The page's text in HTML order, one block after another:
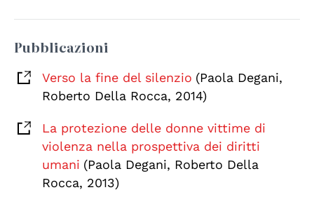
Pubblicazioni
Verso la fine del silenzio (Paola Degani,
Roberto Della Rocca, 2014)
La protezione delle donne vittime di
violenza nella prospettiva dei diritti
umani (Paola Degani, Roberto Della
Rocca, 2013)